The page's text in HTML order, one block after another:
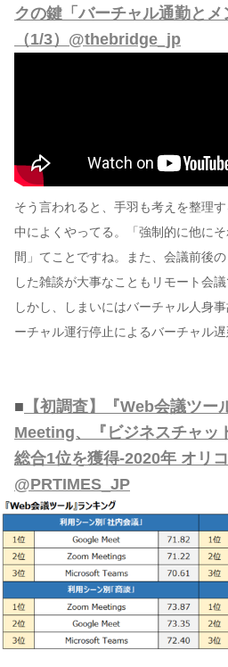
クの鍵「バーチャル通勤とメ
（1/3）@thebridge_jp
そう言われると、手羽も考えを整理
中によくやってる。「強制的に他に
間」てことですね。また、会議前後
した雑談が大事なこともリモート会議
しかし、しまいにはバーチャル人身
ーチャル運行停止によるバーチャル遅
■ 【初調査】『Web会議ツー
Meeting、『ビジネスチャッ
総合1位を獲得-2020年 オリ
@PRTIMES_JP